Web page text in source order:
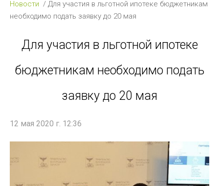
Новости
Для участия в льготной ипотеке бюджетникам
необходимо подать заявку до 20 мая
Для участия в льготной ипотеке
бюджетникам необходимо подать
заявку до 20 мая
12 мая 2020 г. 12:36